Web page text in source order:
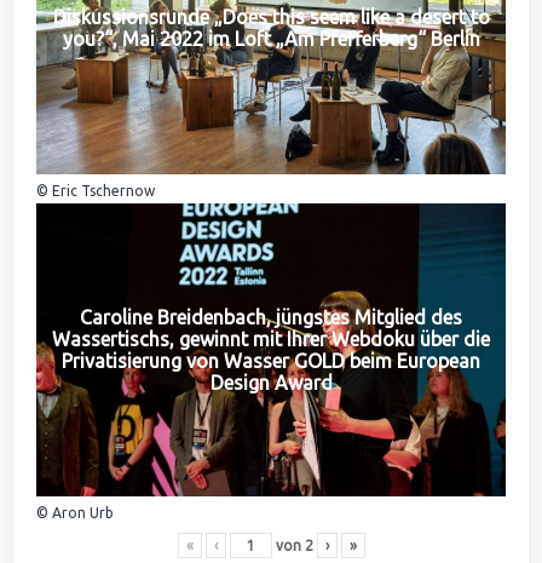
Diskussionsrunde „Does this seem like a desert to
you?“, Mai 2022 im Loft „Am Pfefferberg“ Berlin
© Eric Tschernow
Caroline Breidenbach, jüngstes Mitglied des
Wassertischs, gewinnt mit Ihrer Webdoku über die
Privatisierung von Wasser GOLD beim European
Design Award
© Aron Urb
« ‹ von 2 › »